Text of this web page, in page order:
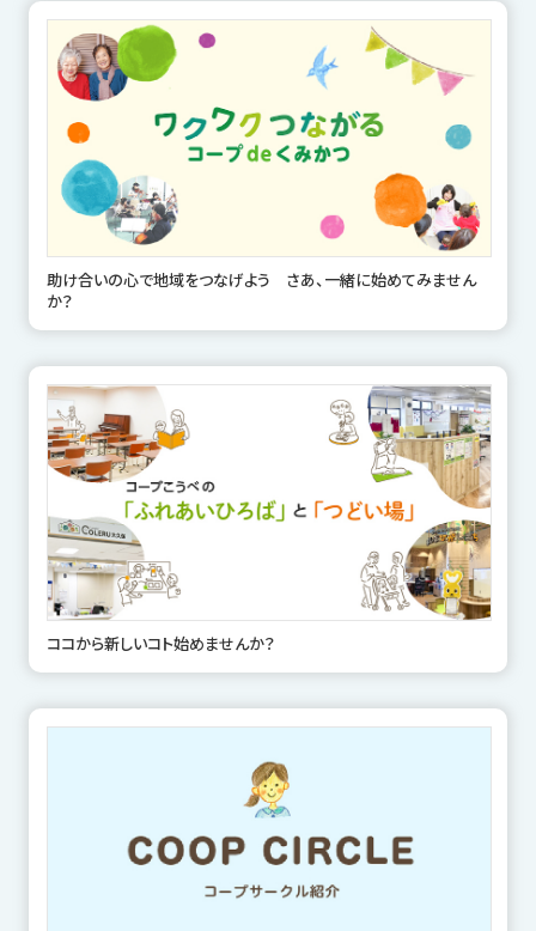
助け合いの心で地域をつなげよう さあ、一緒に始めてみません
か？
ココから新しいコト始めませんか？